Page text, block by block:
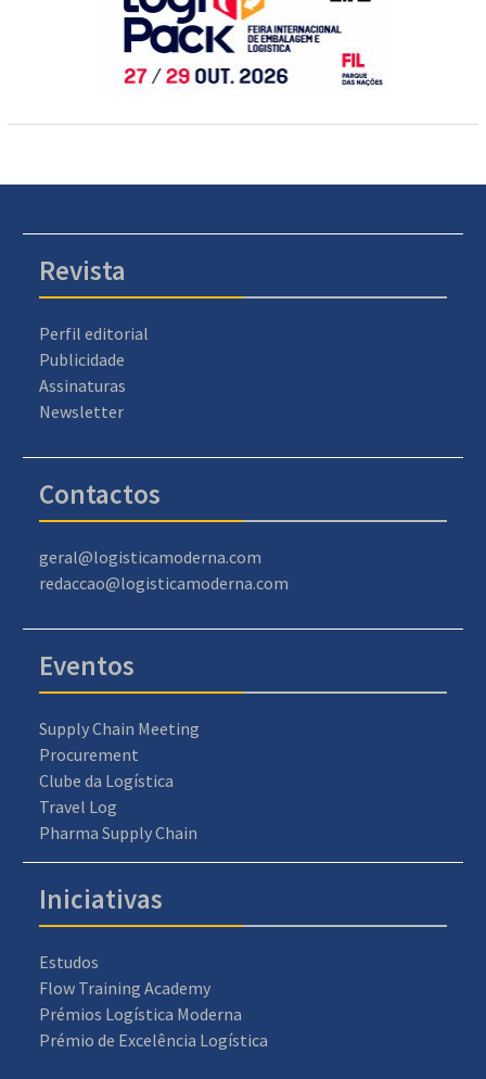
Revista
Perfil editorial
Publicidade
Assinaturas
Newsletter
Contactos
geral@logisticamoderna.com
redaccao@logisticamoderna.com
Eventos
Supply Chain Meeting
Procurement
Clube da Logística
Travel Log
Pharma Supply Chain
Iniciativas
Estudos
Flow Training Academy
Prémios Logística Moderna
Prémio de Excelência Logística